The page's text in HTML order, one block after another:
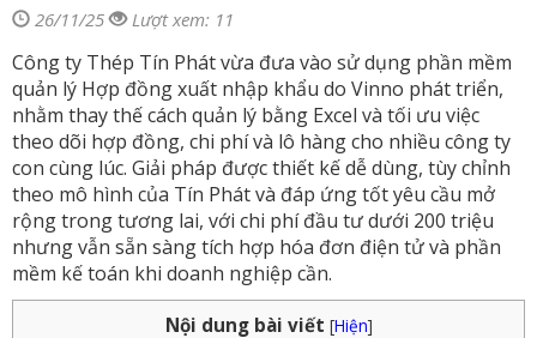
26/11/25 Lượt xem: 11
Công ty Thép Tín Phát vừa đưa vào sử dụng phần mềm
quản lý Hợp đồng xuất nhập khẩu do Vinno phát triển,
nhằm thay thế cách quản lý bằng Excel và tối ưu việc
theo dõi hợp đồng, chi phí và lô hàng cho nhiều công ty
con cùng lúc. Giải pháp được thiết kế dễ dùng, tùy chỉnh
theo mô hình của Tín Phát và đáp ứng tốt yêu cầu mở
rộng trong tương lai, với chi phí đầu tư dưới 200 triệu
nhưng vẫn sẵn sàng tích hợp hóa đơn điện tử và phần
mềm kế toán khi doanh nghiệp cần.
Nội dung bài viết [Hiện]